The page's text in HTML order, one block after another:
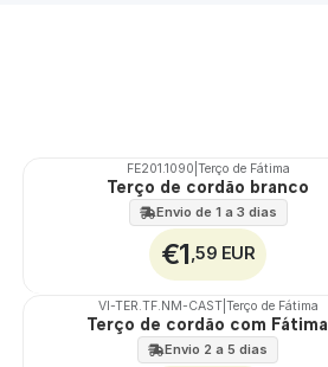
FE201.1090 Terço de Fátima
Terço de cordão branco
Envio de 1 a 3 dias
€1 ,59 EUR
VI-TER.TF.NM-CAST| Terço de Fátima
Terço de cordão com Fátima
Envio 2 a 5 dias